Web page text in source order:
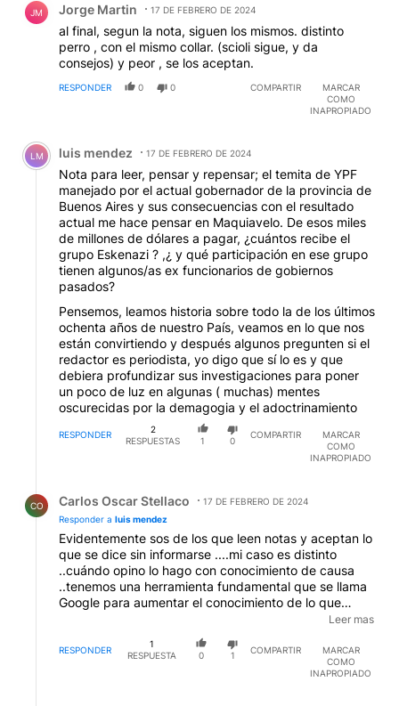
y medio a 800 el puré de tomates a 270 el arroz
primera marca a 1.200 y para no molestar más----si
estos precios referenciales molestan a los seguidores
del Gobierno ---el asado a 3,800 ..que hubo
Intendente de Cambiemos en La Plata...si hay que
repartir leña que caigan todos....Me informo mucho
Comercial ..de este último me enteré de un préstamo
que recibió el Gobierno tomado a Bancos Europeos
por 800 millones de dólares con un interés del nueve
por ciento anual poniendo cómo garantía las
ganancias de YPF...raro no ..fue tan vapuleada esta
compra...en el mismo tiempo Arcor recibió un
préstamo de cuarenta millones de dólares al seis por
ciento anual también de Bancos Europeos...que tal ..le
regalamos a los prestamistas venticuatro millones de
este informe no está en LN ni TN ..está en Google si
querés informarte ..a todos les hago la misma
pregunta ...tuviste una buena para tu bolsillo con este
Gobierno .
JM Jorge Martin 17 DE FEBRERO DE 2024
al final, segun la nota, siguen los mismos. distinto
perro , con el mismo collar. (scioli sigue, y da
consejos) y peor , se los aceptan.
RESPONDER 0 0 COMPARTIR
MARCAR
COMO
INAPROPIADO
Comentario de luis mendez.
LM luis mendez 17 DE FEBRERO DE 2024
Nota para leer, pensar y repensar; el temita de YPF
manejado por el actual gobernador de la provincia de
Buenos Aires y sus consecuencias con el resultado
actual me hace pensar en Maquiavelo. De esos miles
de millones de dólares a pagar, ¿cuántos recibe el
grupo Eskenazi ? ,¿ y qué participación en ese grupo
tienen algunos/as ex funcionarios de gobiernos
pasados?
Pensemos, leamos historia sobre todo la de los últimos
ochenta años de nuestro País, veamos en lo que nos
están convirtiendo y después algunos pregunten si el
redactor es periodista, yo digo que sí lo es y que
debiera profundizar sus investigaciones para poner
un poco de luz en algunas ( muchas) mentes
oscurecidas por la demagogia y el adoctrinamiento
RESPONDER
2
RESPUESTAS
1 0
COMPARTIR
MARCAR
COMO
INAPROPIADO
CO Carlos Oscar Stellaco
17 DE FEBRERO DE 2024
Responder a luis mendez
Evidentemente sos de los que leen notas y aceptan lo
que se dice sin informarse ....mi caso es distinto
..cuándo opino lo hago con conocimiento de causa
..tenemos una herramienta fundamental que se llama
Google para aumentar el conocimiento de lo que
recuperado YPF ....con la construcción del Gasoducto
y el aumento de la producción de Petróleo se exportó
y se dejó de importar lo que nos dejó una diferencia a
Leer mas
RESPONDER
1
RESPUESTA
0 1
COMPARTIR
MARCAR
COMO
INAPROPIADO